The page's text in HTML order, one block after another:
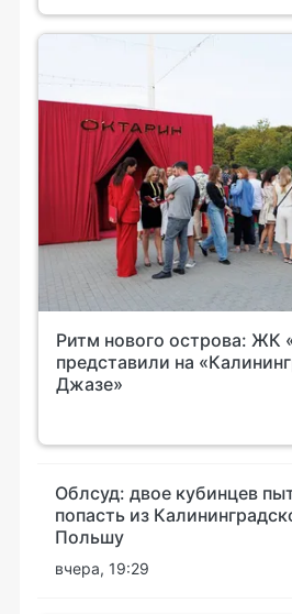
Ритм нового острова: ЖК
представили на
Джазе»
Облсуд: двое кубинцев
попасть из
Польшу
вчера, 19:29